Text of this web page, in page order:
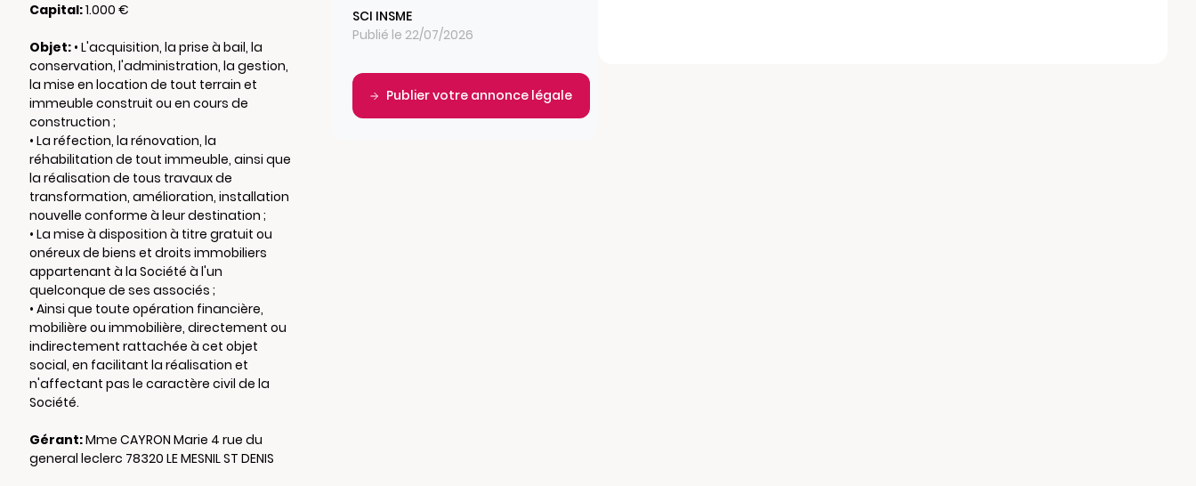
Capital:1.000 €
Objet:• L'acquisition, la prise à bail, la
conservation, l'administration, la gestion,
la mise en location de tout terrain et
immeuble construit ou en cours de
construction ;
• La réfection, la rénovation, la
réhabilitation de tout immeuble, ainsi que
la réalisation de tous travaux de
transformation, amélioration, installation
nouvelle conforme à leur destination ;
• La mise à disposition à titre gratuit ou
onéreux de biens et droits immobiliers
appartenant à la Société à l'un
quelconque de ses associés ;
• Ainsi que toute opération financière,
mobilière ou immobilière, directement ou
indirectement rattachée à cet objet
social, en facilitant la réalisation et
n'affectant pas le caractère civil de la
Société.
Gérant:Mme CAYRON Marie 4 rue du
general leclerc 78320 LE MESNIL ST DENIS
SCI INSME
Publié le 22/07/2026
Publier votre annonce légale